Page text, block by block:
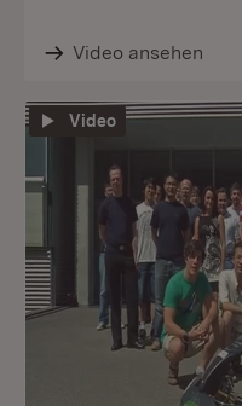
Video ansehen
Video